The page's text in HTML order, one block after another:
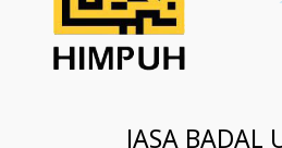
JASA BADAL